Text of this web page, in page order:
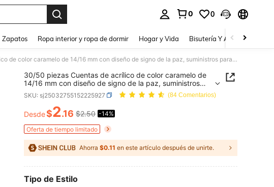
0 0
Zapatos Ropa interior y ropa de dormir Hogar y Vida Bisutería Y Accesorios
30/50 piezas Cuentas de acrílico de color caramelo de 14/16 mm con diseño de signo de la paz, suministros para hacer joyas DIY para pulseras y collares
30/50 piezas Cuentas de acrílico de color caramelo de
14/16 mm con diseño de signo de la paz, suministros
para hacer joyas DIY para pulseras y collares
SKU: sj25032755152225927 (84 Comentarios)
PRICE AND AVAILABILITY
Desde$2.16 $2.50 -14%
Oferta de tiempo limitado
Ahorra $0.11 en este artículo después de unirte.
Tipo de Estilo